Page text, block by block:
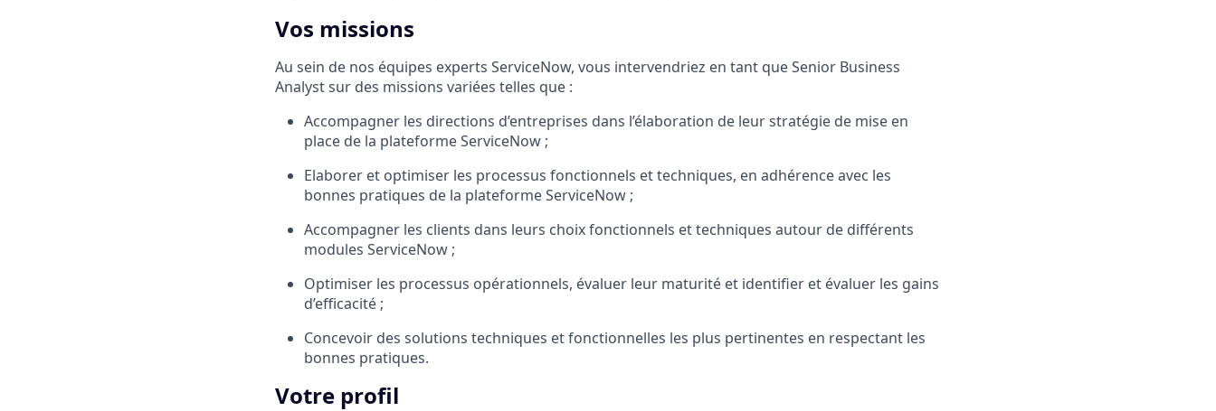
Vos missions
Au sein de nos équipes experts ServiceNow, vous intervendriez en tant queSenior Business
Analyst sur des missions variées telles que :
Accompagner les directions d’entreprises dans l’élaboration de leur stratégie de mise en
place de la plateforme ServiceNow ;
Elaborer et optimiser les processus fonctionnels et techniques, en adhérence avec les
bonnes pratiques de la plateforme ServiceNow ;
Accompagner les clients dans leurs choix fonctionnels et techniques autour de différents
modules ServiceNow ;
Optimiser les processus opérationnels, évaluer leur maturité et identifier et évaluer les gains
d’efficacité ;
Concevoir des solutions techniques et fonctionnelles les plus pertinentes en respectant les
bonnes pratiques.
Votre profil